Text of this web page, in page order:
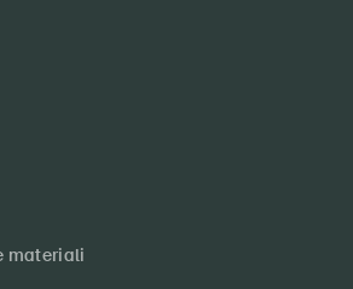
materiali